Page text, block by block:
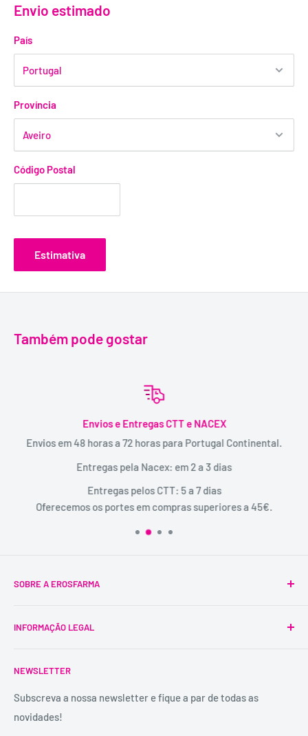
Envio estimado
País
Província
Código Postal
Estimativa
Também pode gostar
Envios e Entregas CTT e NACEX
Envios em 48 horas a 72 horas para Portugal Continental.
Entregas pela Nacex: em 2 a 3 dias
Entregas pelos CTT: 5 a 7 dias
Oferecemos os portes em compras superiores a 45€.
SOBRE A EROSFARMA
Portugal, pioneira na venda de produtos íntimos para
É uma marca registada, tem mais de 29 anos de
aconselhamento e atendimento personalizados e
INFORMAÇÃO LEGAL
Trocas e Devoluções
Política de Privacidade
Contactos
NEWSLETTER
Subscreva a nossa newsletter e fique a par de todas as
novidades!